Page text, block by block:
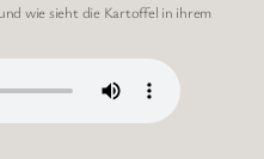
wie sieht die Kartoffel in ihrem